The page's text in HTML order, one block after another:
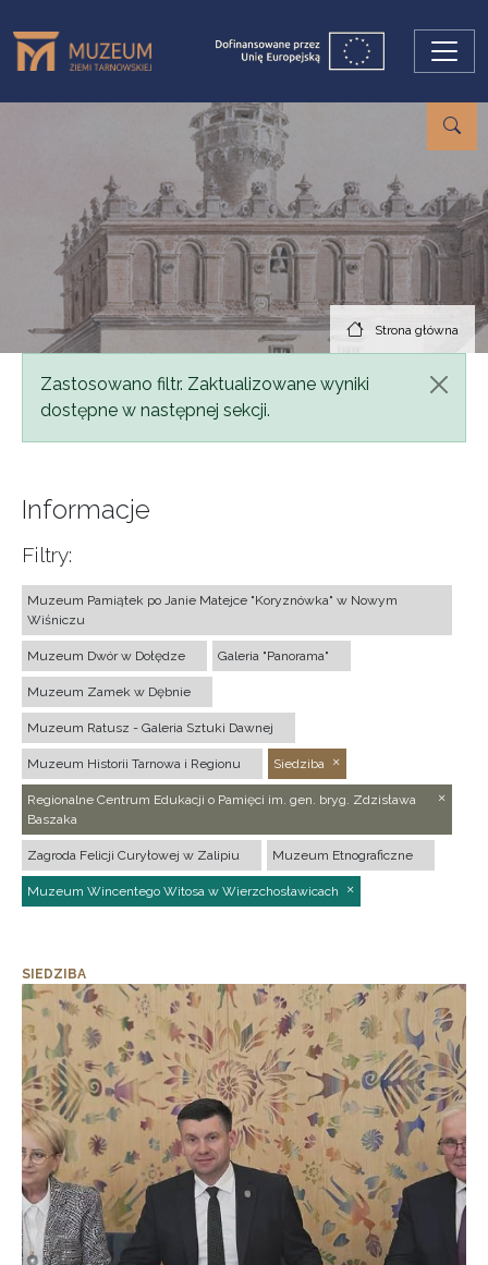
Strona główna
Komunikat
Zastosowano filtr. Zaktualizowane wyniki
dostępne w następnej sekcji.
Informacje
Filtry:
Muzeum Pamiątek po Janie Matejce "Koryznówka" w Nowym
Wiśniczu
Muzeum Dwór w Dołędze Galeria "Panorama"
Muzeum Zamek w Dębnie
Muzeum Ratusz - Galeria Sztuki Dawnej
Muzeum Historii Tarnowa i Regionu Siedziba
Regionalne Centrum Edukacji o Pamięci im. gen. bryg. Zdzisława
Baszaka
Zagroda Felicji Curyłowej w Zalipiu Muzeum Etnograficzne
Muzeum Wincentego Witosa w Wierzchosławicach
SIEDZIBA